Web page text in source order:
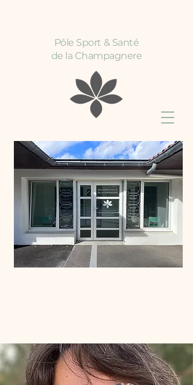
Pôle Sport & Santé
de la Champagnere